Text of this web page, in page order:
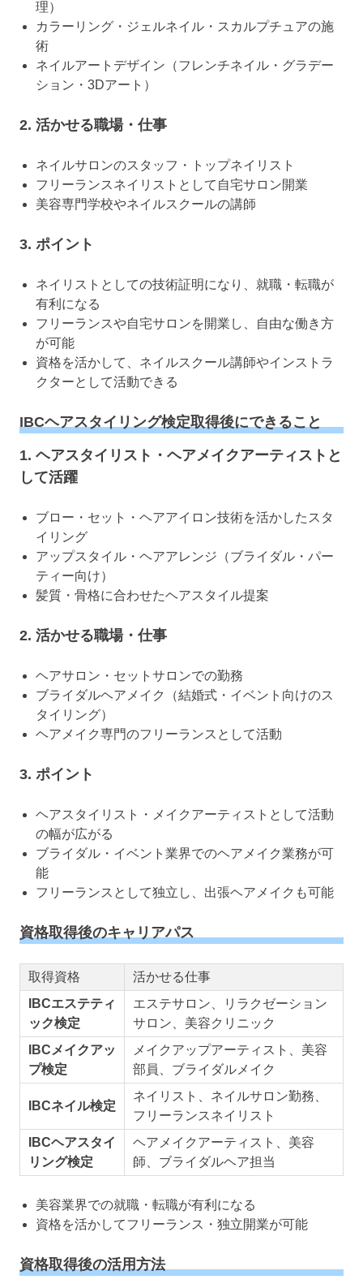
理）
カラーリング・ジェルネイル・スカルプチュアの施
術
ネイルアートデザイン（フレンチネイル・グラデー
ション・3Dアート）
2. 活かせる職場・仕事
ネイルサロンのスタッフ・トップネイリスト
フリーランスネイリストとして自宅サロン開業
美容専門学校やネイルスクールの講師
3. ポイント
ネイリストとしての技術証明になり、就職・転職が
有利になる
フリーランスや自宅サロンを開業し、自由な働き方
が可能
資格を活かして、ネイルスクール講師やインストラ
クターとして活動できる
IBCヘアスタイリング検定取得後にできること
1. ヘアスタイリスト・ヘアメイクアーティストと
して活躍
ブロー・セット・ヘアアイロン技術を活かしたスタ
イリング
アップスタイル・ヘアアレンジ（ブライダル・パー
ティー向け）
髪質・骨格に合わせたヘアスタイル提案
2. 活かせる職場・仕事
ヘアサロン・セットサロンでの勤務
ブライダルヘアメイク（結婚式・イベント向けのス
タイリング）
ヘアメイク専門のフリーランスとして活動
3. ポイント
ヘアスタイリスト・メイクアーティストとして活動
の幅が広がる
ブライダル・イベント業界でのヘアメイク業務が可
能
フリーランスとして独立し、出張ヘアメイクも可能
資格取得後のキャリアパス
取得資格
活かせる仕事
IBCエステティ
ック検定
エステサロン、リラクゼーション
サロン、美容クリニック
IBCメイクアッ
プ検定
メイクアップアーティスト、美容
部員、ブライダルメイク
IBCネイル検定
ネイリスト、ネイルサロン勤務、
フリーランスネイリスト
IBCヘアスタイ
リング検定
ヘアメイクアーティスト、美容
師、ブライダルヘア担当
美容業界での就職・転職が有利になる
資格を活かしてフリーランス・独立開業が可能
資格取得後の活用方法